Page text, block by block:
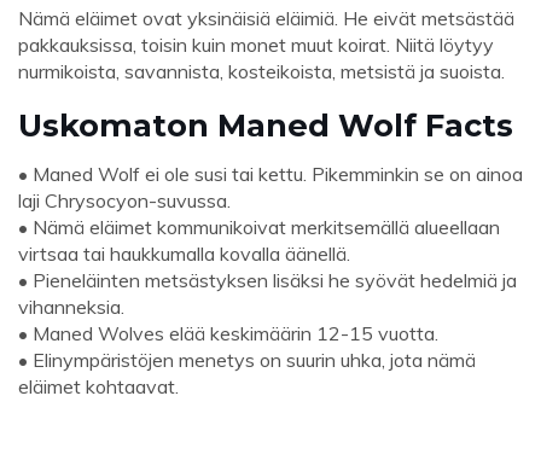
Nämä eläimet ovat yksinäisiä eläimiä. He eivät metsästää
pakkauksissa, toisin kuin monet muut koirat. Niitä löytyy
nurmikoista, savannista, kosteikoista, metsistä ja suoista.
Uskomaton Maned Wolf Facts
• Maned Wolf ei ole susi tai kettu. Pikemminkin se on ainoa
laji Chrysocyon-suvussa.
• Nämä eläimet kommunikoivat merkitsemällä alueellaan
virtsaa tai haukkumalla kovalla äänellä.
• Pieneläinten metsästyksen lisäksi he syövät hedelmiä ja
vihanneksia.
• Maned Wolves elää keskimäärin 12-15 vuotta.
• Elinympäristöjen menetys on suurin uhka, jota nämä
eläimet kohtaavat.